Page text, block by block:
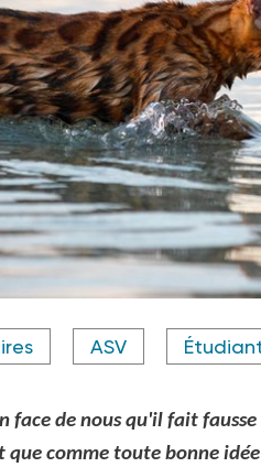
ASV
de nous qu'il fait
comme toute bonne